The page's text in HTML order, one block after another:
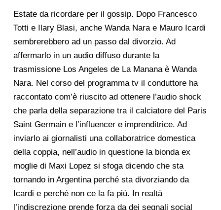
Estate da ricordare per il gossip. Dopo Francesco
Totti e Ilary Blasi, anche Wanda Nara e Mauro Icardi
sembrerebbero ad un passo dal divorzio. Ad
affermarlo in un audio diffuso durante la
trasmissione Los Angeles de La Manana è Wanda
Nara. Nel corso del programma tv il conduttore ha
raccontato com’è riuscito ad ottenere l’audio shock
che parla della separazione tra il calciatore del Paris
Saint Germain e l’influencer e imprenditrice. Ad
inviarlo ai giornalisti una collaboratrice domestica
della coppia, nell’audio in questione la bionda ex
moglie di Maxi Lopez si sfoga dicendo che sta
tornando in Argentina perché sta divorziando da
Icardi e perché non ce la fa più. In realtà
l’indiscrezione prende forza da dei segnali social